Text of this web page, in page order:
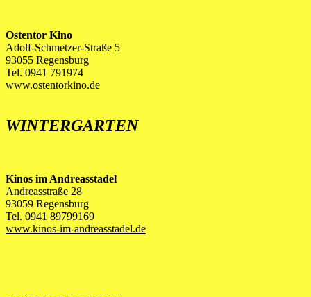
Ostentor Kino
Adolf-Schmetzer-Straße 5
93055 Regensburg
Tel. 0941 791974
www.ostentorkino.de
WINTERGARTEN
Kinos im Andreasstadel
Andreasstraße 28
93059 Regensburg
Tel. 0941 89799169
www.kinos-im-andreasstadel.de